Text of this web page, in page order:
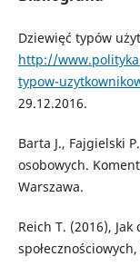
Dziewięć typów
http://
typow-
29.12.2016.
Barta J., Fajgielski
osobowych.
Warszawa.
Reich T. (2016),